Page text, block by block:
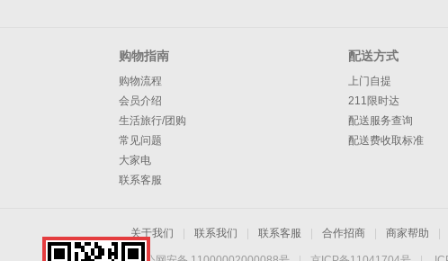
购物指南
购物流程
会员介绍
生活旅行/团购
常见问题
大家电
联系客服
配送方式
上门自提
211限时达
配送服务查询
配送费收取标准
关于我们 联系我们 联系客服 合作招商 商家帮助